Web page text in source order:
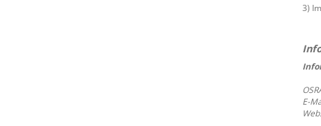
3)
E-